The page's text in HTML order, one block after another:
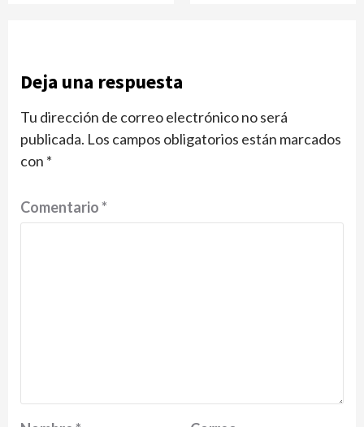
Deja una respuesta
Tu dirección de correo electrónico no será
publicada. Los campos obligatorios están marcados
con *
Comentario*